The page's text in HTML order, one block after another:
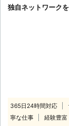
独自ネットワーク
365日24時間対応
寧な仕事
経験豊富